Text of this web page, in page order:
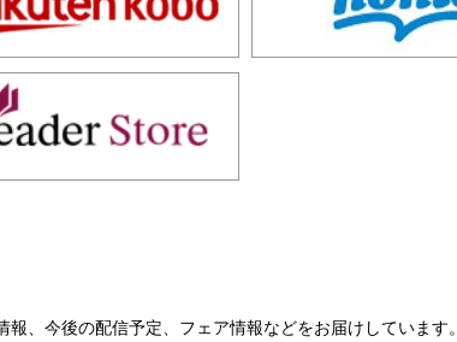
、今後の配信予定、フェア情報などをお届けしています。